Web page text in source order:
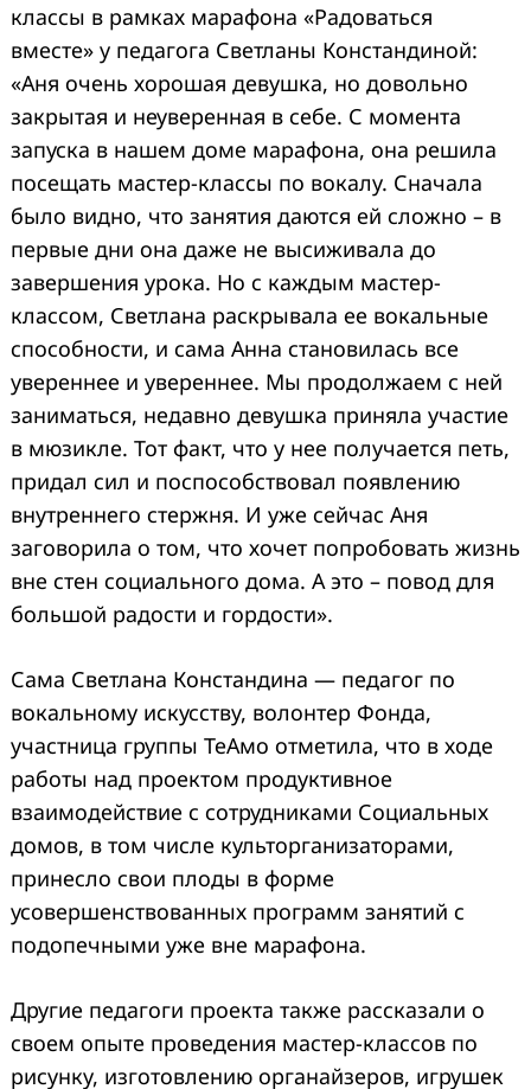
классы в рамках марафона «Радоваться
вместе» у педагога Светланы Конcтандиной:
«Аня очень хорошая девушка, но довольно
закрытая и неуверенная в себе. С момента
запуска в нашем доме марафона, она решила
посещать мастер-классы по вокалу. Сначала
было видно, что занятия даются ей сложно – в
первые дни она даже не высиживала до
завершения урока. Но с каждым мастер-
классом, Светлана раскрывала ее вокальные
способности, и сама Анна становилась все
увереннее и увереннее. Мы продолжаем с ней
заниматься, недавно девушка приняла участие
в мюзикле. Тот факт, что у нее получается петь,
придал сил и поспособствовал появлению
внутреннего стержня. И уже сейчас Аня
заговорила о том, что хочет попробовать жизнь
вне стен социального дома. А это – повод для
большой радости и гордости».
Сама Светлана Констандина — педагог по
вокальному искусству, волонтер Фонда,
участница группы ТеАмо отметила, что в ходе
работы над проектом продуктивное
взаимодействие с сотрудниками Социальных
домов, в том числе культорганизаторами,
принесло свои плоды в форме
усовершенствованных программ занятий с
подопечными уже вне марафона.
Другие педагоги проекта также рассказали о
своем опыте проведения мастер-классов по
рисунку, изготовлению органайзеров, игрушек